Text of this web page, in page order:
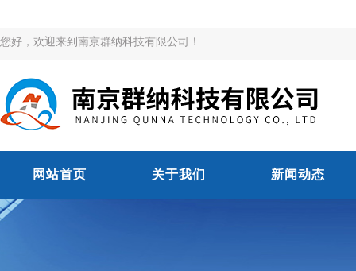
您好，欢迎来到南京群纳科技有限公司！
网站首页 关于我们 新闻动态